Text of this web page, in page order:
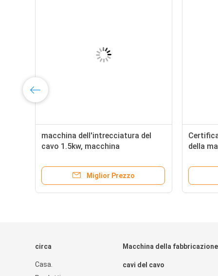
macchina dell'intrecciatura del
cavo 1.5kw, macchina
Miglior Prezzo
della
circa
Casa.
Macchina della
cavi del cavo